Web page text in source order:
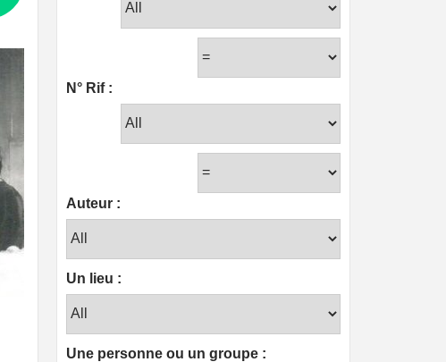
N° Rif :
Auteur :
Un lieu :
Une personne ou un groupe :